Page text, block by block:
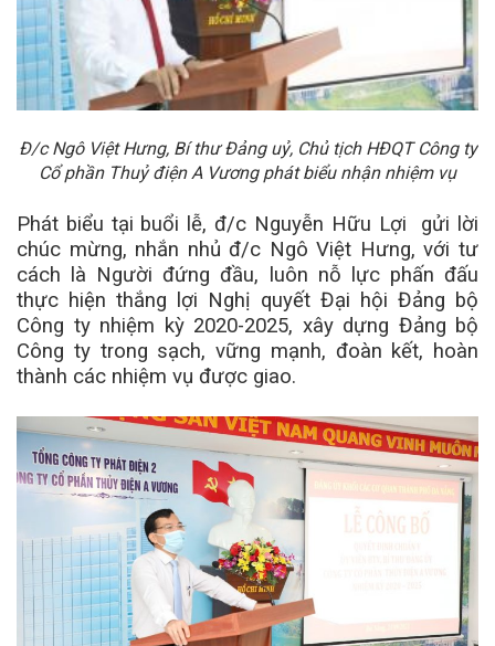
Đ/c Ngô Việt Hưng, Bí thư Đảng uỷ, Chủ tịch HĐQT Công ty
Cổ phần Thuỷ điện A Vương phát biểu nhận nhiệm vụ
Phát biểu tại buổi lễ, đ/c Nguyễn Hữu Lợi gửi lời
chúc mừng, nhắn nhủ đ/c Ngô Việt Hưng, với tư
cách là Người đứng đầu, luôn nỗ lực phấn đấu
thực hiện thắng lợi Nghị quyết Đại hội Đảng bộ
Công ty nhiệm kỳ 2020-2025, xây dựng Đảng bộ
Công ty trong sạch, vững mạnh, đoàn kết, hoàn
thành các nhiệm vụ được giao.